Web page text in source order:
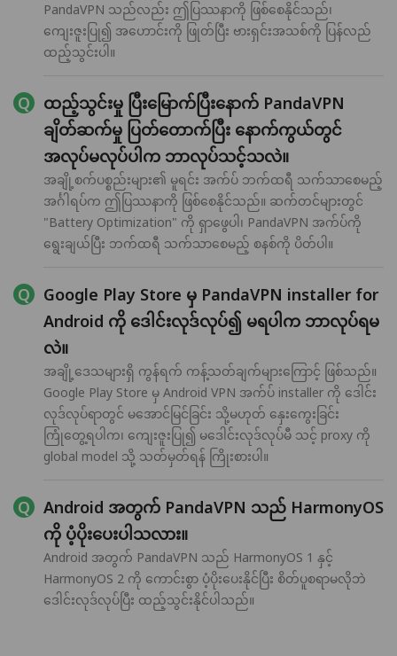
PandaVPN သည်လည်း ဤပြဿနာကို ဖြစ်စေနိုင်သည်၊
ကျေးဇူးပြု၍ အဟောင်းကို ဖြုတ်ပြီး ဗားရှင်းအသစ်ကို ပြန်လည်
ထည့်သွင်းပါ။
ထည့်သွင်းမှု ပြီးမြောက်ပြီးနောက် PandaVPN
ချိတ်ဆက်မှု ပြတ်တောက်ပြီး နောက်ကွယ်တွင်
အလုပ်မလုပ်ပါက ဘာလုပ်သင့်သလဲ။
အချို့စက်ပစ္စည်းများ၏ မူရင်း အက်ပ် ဘက်ထရီ သက်သာစေမည့်
အင်္ဂါရပ်က ဤပြဿနာကို ဖြစ်စေနိုင်သည်။ ဆက်တင်များတွင်
"Battery Optimization" ကို ရှာဖွေပါ၊ PandaVPN အက်ပ်ကို
ရွေးချယ်ပြီး ဘက်ထရီ သက်သာစေမည့် စနစ်ကို ပိတ်ပါ။
Google Play Store မှ PandaVPN installer for
Android ကို ဒေါင်းလုဒ်လုပ်၍ မရပါက ဘာလုပ်ရမ
လဲ။
အချို့ဒေသများရှိ ကွန်ရက် ကန့်သတ်ချက်များကြောင့် ဖြစ်သည်။
Google Play Store မှ Android VPN အက်ပ် installer ကို ဒေါင်း
လုဒ်လုပ်ရာတွင် မအောင်မြင်ခြင်း သို့မဟုတ် နှေးကွေးခြင်း
ကြုံတွေ့ရပါက၊ ကျေးဇူးပြု၍ မဒေါင်းလုဒ်လုပ်မီ သင့် proxy ကို
global model သို့ သတ်မှတ်ရန် ကြိုးစားပါ။
Android အတွက် PandaVPN သည် HarmonyOS
ကို ပံ့ပိုးပေးပါသလား။
Android အတွက် PandaVPN သည် HarmonyOS 1 နှင့်
HarmonyOS 2 ကို ကောင်းစွာ ပံ့ပိုးပေးနိုင်ပြီး စိတ်ပူစရာမလိုဘဲ
ဒေါင်းလုဒ်လုပ်ပြီး ထည့်သွင်းနိုင်ပါသည်။